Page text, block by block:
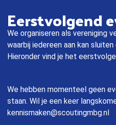
Eerstvolgend
We organiseren als vereniging
waarbij iedereen aan kan
Hieronder vind je het
We hebben momenteel geen
staan. Wil je een keer
kennismaken@scoutingmbg.nl